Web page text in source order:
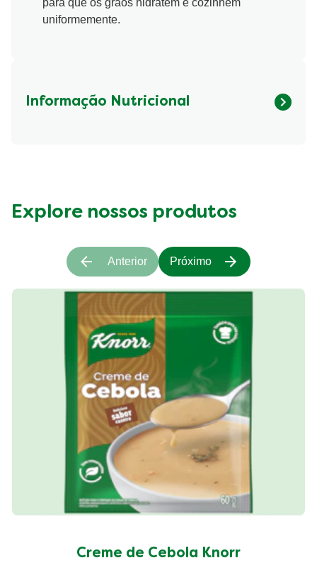
para que os grãos hidratem e cozinhem
uniformemente.
Informação Nutricional
Explore nossos produtos
Creme de Cebola Knorr
Anterior Próximo